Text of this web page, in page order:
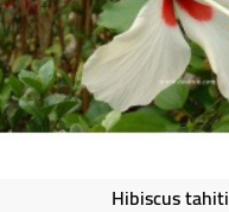
Hibiscus tahiti